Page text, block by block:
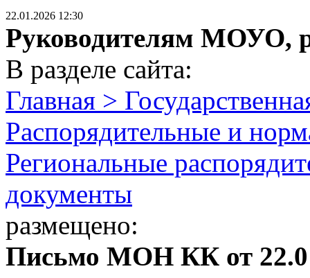
22.01.2026 12:30
Руководителям МОУО,
В разделе сайта:
Главная >
Распорядительные и
Региональные
документы
размещено:
Письмо МОН КК от